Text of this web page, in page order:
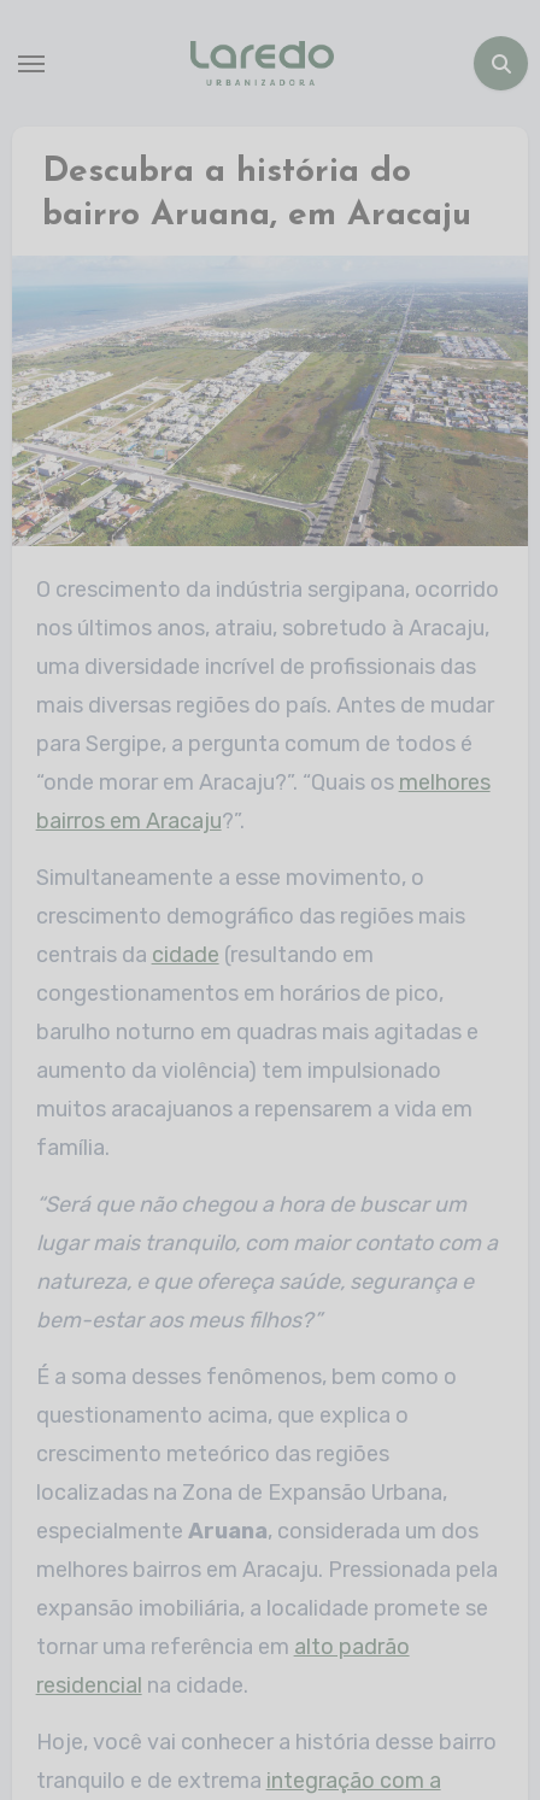
Descubra a história do
bairro Aruana, em Aracaju
O crescimento da indústria sergipana, ocorrido
nos últimos anos, atraiu, sobretudo à Aracaju,
uma diversidade incrível de profissionais das
mais diversas regiões do país. Antes de mudar
para Sergipe, a pergunta comum de todos é
“onde morar em Aracaju?”. “Quais os melhores
bairros em Aracaju?”.
Simultaneamente a esse movimento, o
crescimento demográfico das regiões mais
centrais da cidade (resultando em
congestionamentos em horários de pico,
barulho noturno em quadras mais agitadas e
aumento da violência) tem impulsionado
muitos aracajuanos a repensarem a vida em
família.
“Será que não chegou a hora de buscar um
lugar mais tranquilo, com maior contato com a
natureza, e que ofereça saúde, segurança e
bem-estar aos meus filhos?”
É a soma desses fenômenos, bem como o
questionamento acima, que explica o
crescimento meteórico das regiões
localizadas na Zona de Expansão Urbana,
especialmente Aruana, considerada um dos
melhores bairros em Aracaju. Pressionada pela
expansão imobiliária, a localidade promete se
tornar uma referência em alto padrão
residencial na cidade.
Hoje, você vai conhecer a história desse bairro
tranquilo e de extrema integração com a